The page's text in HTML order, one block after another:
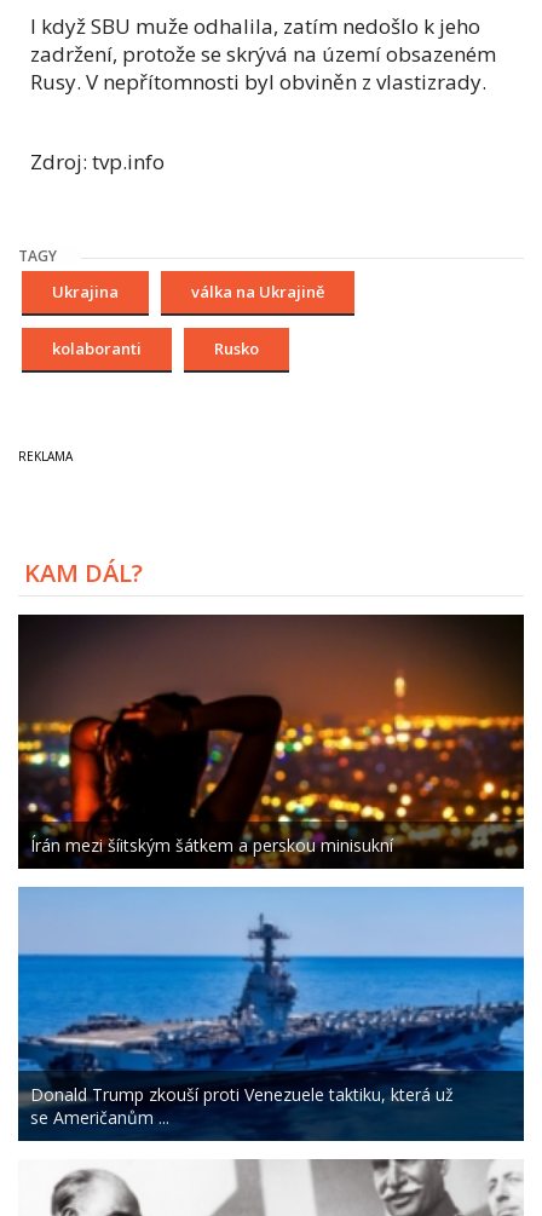
I když SBU muže odhalila, zatím nedošlo k jeho
zadržení, protože se skrývá na území obsazeném
Rusy. V nepřítomnosti byl obviněn z vlastizrady.
Zdroj: tvp.info
TAGY
Ukrajina válka na Ukrajině
kolaboranti Rusko
KAM DÁL?
Írán mezi šíitským šátkem a perskou minisukní
Donald Trump zkouší proti Venezuele taktiku, která už
se Američanům ...